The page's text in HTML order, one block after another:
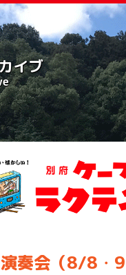
イブ
奏会（8/8・